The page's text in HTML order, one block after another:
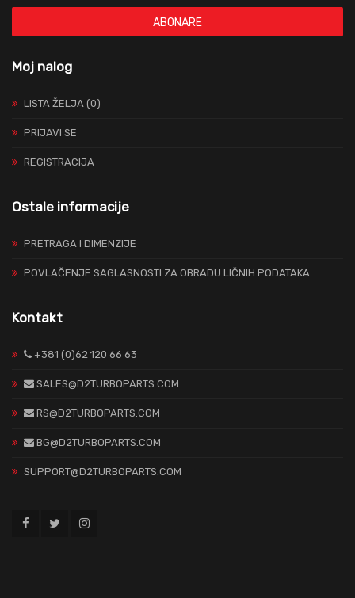
ABONARE
Moj nalog
LISTA ŽELJA (0)
PRIJAVI SE
REGISTRACIJA
Ostale informacije
PRETRAGA I DIMENZIJE
POVLAČENJE SAGLASNOSTI ZA OBRADU LIČNIH PODATAKA
Kontakt
+381 (0)62 120 66 63
SALES@D2TURBOPARTS.COM
RS@D2TURBOPARTS.COM
BG@D2TURBOPARTS.COM
SUPPORT@D2TURBOPARTS.COM